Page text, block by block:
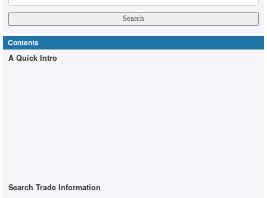
Contents
A Quick Intro
Search Trade Information